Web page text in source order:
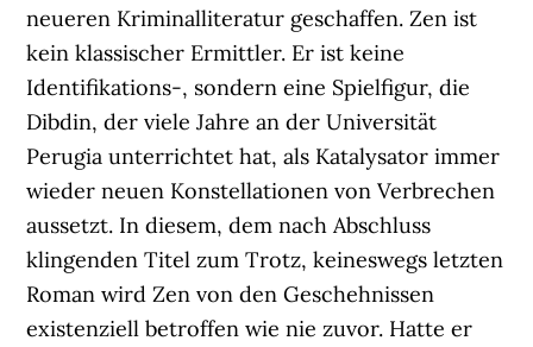
neueren Kriminalliteratur geschaffen. Zen ist
kein klassischer Ermittler. Er ist keine
Identifikations-, sondern eine Spielfigur, die
Dibdin, der viele Jahre an der Universität
Perugia unterrichtet hat, als Katalysator immer
wieder neuen Konstellationen von Verbrechen
aussetzt. In diesem, dem nach Abschluss
klingenden Titel zum Trotz, keineswegs letzten
Roman wird Zen von den Geschehnissen
existenziell betroffen wie nie zuvor. Hatte er